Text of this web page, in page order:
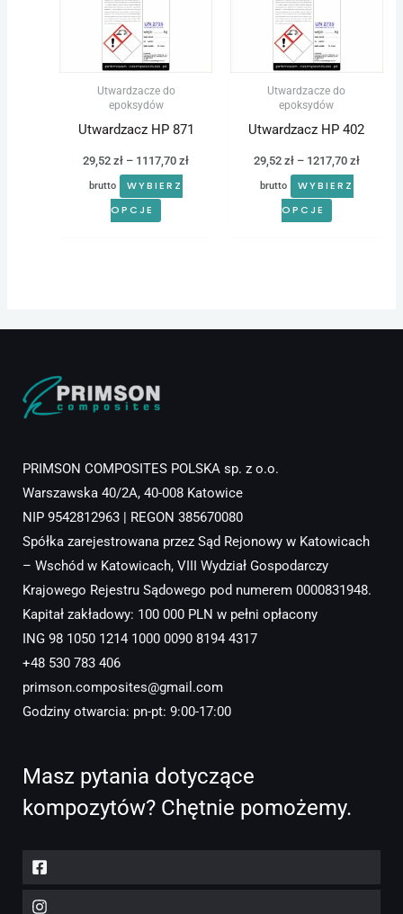
Utwardzacze do
epoksydów
Utwardzacz HP 871
29,52zł – 1117,70zł
brutto
WYBIERZ
OPCJE
wariantów.
Opcje
wybrać
na
produktu
Utwardzacze do
epoksydów
Utwardzacz HP 402
29,52 zł – 1217,70 zł
brutto
WYBIERZ
OPCJE
wariantów.
Opcje
wybrać
na
produktu
PRIMSON COMPOSITES POLSKA sp. z o.o.
Warszawska 40/2A, 40-008 Katowice
NIP 9542812963 | REGON 385670080
Spółka zarejestrowana przez Sąd Rejonowy w Katowicach
– Wschód w Katowicach, VIII Wydział Gospodarczy
Krajowego Rejestru Sądowego pod numerem 0000831948.
Kapitał zakładowy: 100 000 PLN w pełni opłacony
ING 98 1050 1214 1000 0090 8194 4317
+48 530 783 406
primson.composites@gmail.com
Godziny otwarcia: pn-pt: 9:00-17:00
Masz pytania dotyczące
kompozytów? Chętnie pomożemy.